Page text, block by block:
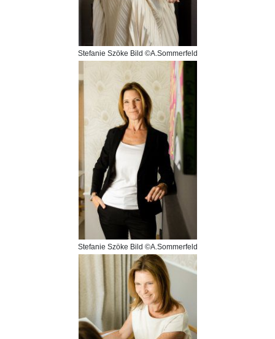
Stefanie Szöke Bild ©A.Sommerfeld
Stefanie Szöke Bild ©A.Sommerfeld